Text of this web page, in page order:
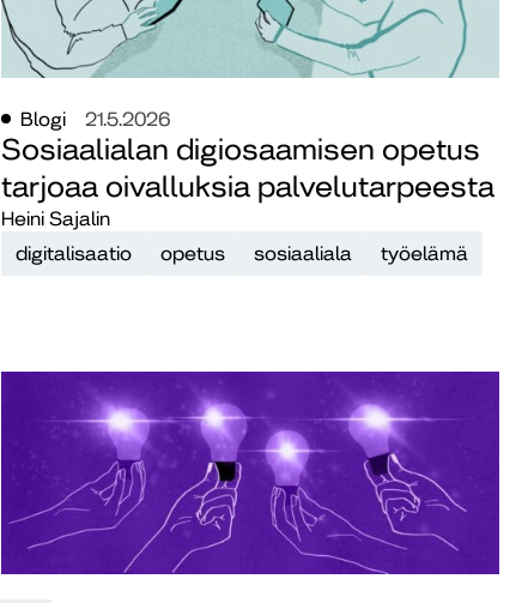
Blogi 21.5.2026
Sosiaalialan digiosaamisen opetus
tarjoaa oivalluksia palvelutarpeesta
Heini Sajalin
digitalisaatio
opetus sosiaaliala työelämä